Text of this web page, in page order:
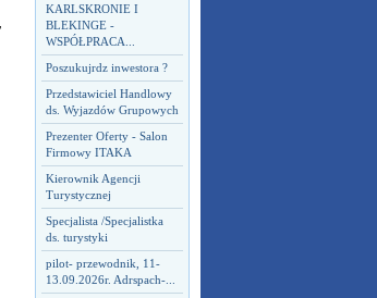
KARLSKRONIE I
BLEKINGE -
WSPÓŁPRACA...
Poszukujrdz inwestora ?
Przedstawiciel Handlowy
ds. Wyjazdów Grupowych
Prezenter Oferty - Salon
Firmowy ITAKA
Kierownik Agencji
Turystycznej
Specjalista /Specjalistka
ds. turystyki
pilot- przewodnik, 11-
13.09.2026r. Adrspach-...